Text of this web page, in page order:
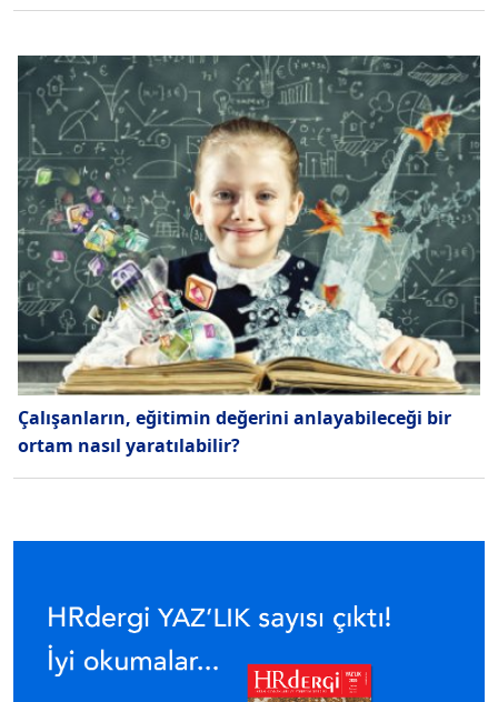
Çalışanların, eğitimin değerini anlayabileceği bir
ortam nasıl yaratılabilir?